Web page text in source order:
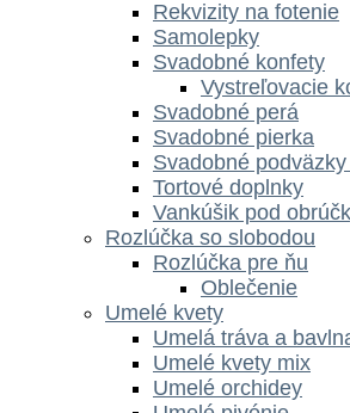
Rekvizity na fotenie
Samolepky
Svadobné konfety
Vystreľovacie
Svadobné perá
Svadobné pierka
Svadobné
Tortové doplnky
Vankúšik pod
Rozlúčka so slobodou
Rozlúčka pre ňu
Oblečenie
Umelé kvety
Umelá tráva a
Umelé kvety mix
Umelé orchidey